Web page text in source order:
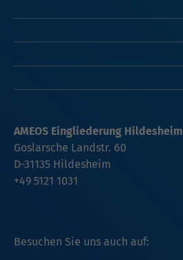
Besuchen Sie uns auch auf:
AMEOS Eingliederung Hildesheim
Goslarsche Landstr. 60
D-31135 Hildesheim
+49 5121 1031